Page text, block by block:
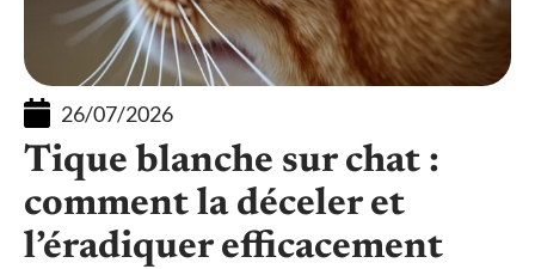
26/07/2026
Tique blanche sur chat :
comment la déceler et
l’éradiquer efficacement